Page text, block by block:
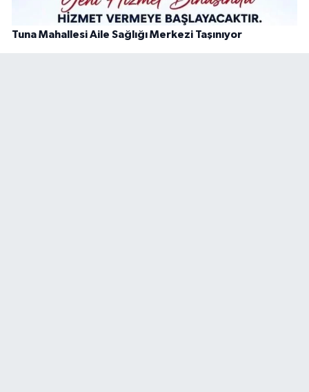
Tuna Mahallesi Aile Sağlığı Merkezi Taşınıyor